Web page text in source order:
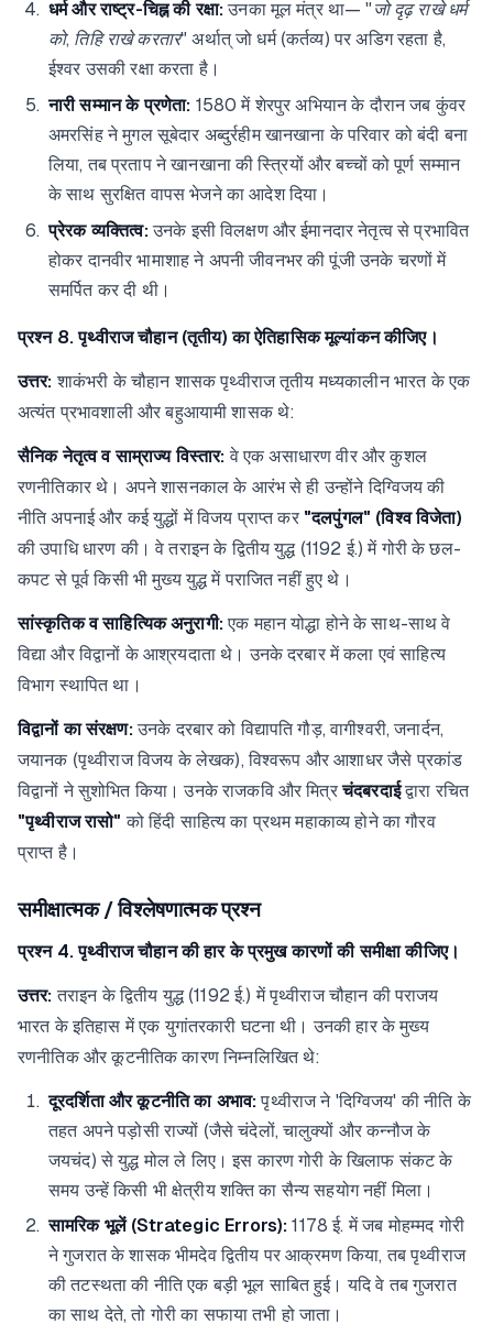
धर्म और राष्ट्र-चिह्न की रक्षा:उनका मूल मंत्र था—"जो दृढ़ राखे धर्म
को, तिहि राखे करतार" अर्थात् जो धर्म (कर्तव्य) पर अडिग रहता है,
ईश्वर उसकी रक्षा करता है।
नारी सम्मान के प्रणेता: 1580 में शेरपुर अभियान के दौरान जब कुंवर
अमरसिंह ने मुगल सूबेदार अब्दुर्रहीम खानखाना के परिवार को बंदी बना
लिया, तब प्रताप ने खानखाना की स्त्रियों और बच्चों को पूर्ण सम्मान
के साथ सुरक्षित वापस भेजने का आदेश दिया।
प्रेरक व्यक्तित्व:उनके इसी विलक्षण और ईमानदार नेतृत्व से प्रभावित
होकर दानवीर भामाशाह ने अपनी जीवनभर की पूंजी उनके चरणों में
समर्पित कर दी थी।
प्रश्न 8. पृथ्वीराज चौहान (तृतीय) का ऐतिहासिक मूल्यांकन कीजिए।
उत्तर: शाकंभरी के चौहान शासक पृथ्वीराज तृतीय मध्यकालीन भारत के एक
अत्यंत प्रभावशाली और बहुआयामी शासक थे:
सैनिक नेतृत्व व साम्राज्य विस्तार: वे एक असाधारण वीर और कुशल
रणनीतिकार थे। अपने शासनकाल के आरंभ से ही उन्होंने दिग्विजय की
नीति अपनाई और कई युद्धों में विजय प्राप्त कर "दलपुंगल" (विश्व विजेता)
की उपाधि धारण की। वे तराइन के द्वितीय युद्ध (1192 ई.) में गोरी के छल-
कपट से पूर्व किसी भी मुख्य युद्ध में पराजित नहीं हुए थे।
सांस्कृतिक व साहित्यिक अनुरागी:एक महान योद्धा होने के साथ-साथ वे
विद्या और विद्वानों के आश्रयदाता थे। उनके दरबार में कला एवं साहित्य
विभाग स्थापित था।
विद्वानों का संरक्षण:उनके दरबार को विद्यापति गौड़, वागीश्वरी, जनार्दन,
जयानक (पृथ्वीराज विजय के लेखक), विश्वरूप और आशाधर जैसे प्रकांड
विद्वानों ने सुशोभित किया। उनके राजकवि और मित्रचंदबरदाईद्वारा रचित
"पृथ्वीराज रासो" को हिंदी साहित्य का प्रथम महाकाव्य होने का गौरव
प्राप्त है।
समीक्षात्मक / विश्लेषणात्मक प्रश्न
प्रश्न 4. पृथ्वीराज चौहान की हार के प्रमुख कारणों की समीक्षा कीजिए।
उत्तर: तराइन के द्वितीय युद्ध (1192 ई.) में पृथ्वीराज चौहान की पराजय
भारत के इतिहास में एक युगांतरकारी घटना थी। उनकी हार के मुख्य
रणनीतिक और कूटनीतिक कारण निम्नलिखित थे:
दूरदर्शिता और कूटनीति का अभाव:पृथ्वीराज ने 'दिग्विजय' की नीति के
तहत अपने पड़ोसी राज्यों (जैसे चंदेलों, चालुक्यों और कन्नौज के
जयचंद) से युद्ध मोल ले लिए। इस कारण गोरी के खिलाफ संकट के
समय उन्हें किसी भी क्षेत्रीय शक्ति का सैन्य सहयोग नहीं मिला।
सामरिक भूलें (Strategic Errors): 1178 ई. में जब मोहम्मद गोरी
ने गुजरात के शासक भीमदेव द्वितीय पर आक्रमण किया, तब पृथ्वीराज
की तटस्थता की नीति एक बड़ी भूल साबित हुई। यदि वे तब गुजरात
का साथ देते, तो गोरी का सफाया तभी हो जाता।